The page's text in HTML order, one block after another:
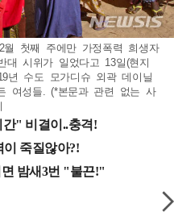
월 첫째 주에만 가정폭력 희생자
시위가 일었다고 13일(현지
년 수도 모가디슈 외곽 데이닐
여성들. (*본문과 관련 없는 사